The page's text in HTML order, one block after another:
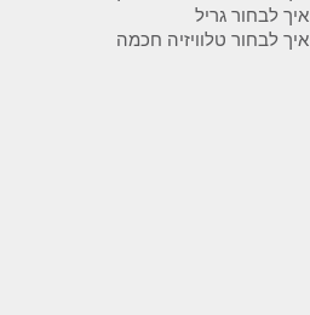
איך לבחור גריל
איך לבחור טלוויזיה חכמה